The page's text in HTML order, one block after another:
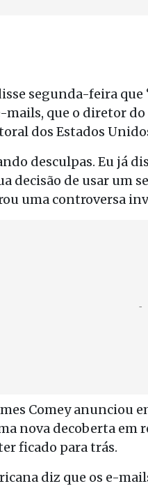
segunda-feira que
mails, que o diretor
dos Estados
desculpas. Eu já
decisão de usar um
uma controversa
Comey anunciou
nova decoberta em
ficado para trás.
diz que os e-